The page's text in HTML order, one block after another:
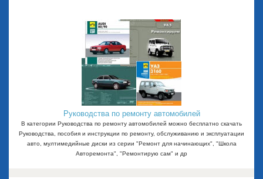
Руководства по ремонту автомобилей
В категории Руководства по ремонту автомобилей можно бесплатно скачать
Руководства, пособия и инструкции по ремонту, обслуживанию и эксплуатации
авто, мултимедийные диски из серии "Ремонт для начинающих", "Школа
Авторемонта", "Ремонтирую сам" и др